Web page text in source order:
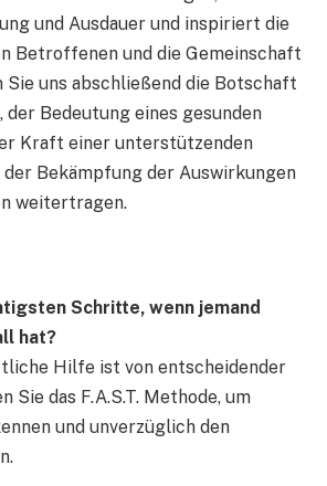
und Ausdauer und inspiriert die
Betroffenen und die Gemeinschaft
Sie uns abschließend die Botschaft
der Bedeutung eines gesunden
Kraft einer unterstützenden
Bekämpfung der Auswirkungen
weitertragen.
Schritte, wenn jemand
hat?
Hilfe ist von entscheidender
Sie das F.A.S.T. Methode, um
und unverzüglich den